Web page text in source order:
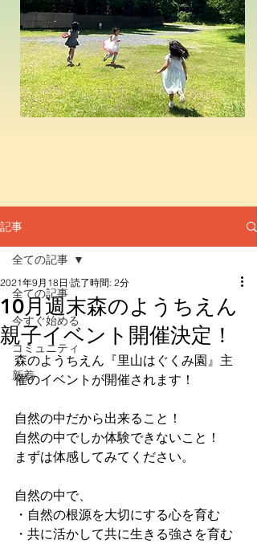
記事
全ての記事
今すぐ始める
コミュニティ
新着
全ての記事
10月週末森のようちえん
親子イベント開催決定！
2021年9月18日 読了時間: 2分
森のようちえん『里山はぐくみ園』主
催のイベントが開催されます！
自然の中だから出来ること！
自然の中でしか体験できないこと！
まずは体感してみてください。
自然の中で、
・自然の根源を大切にする心を育む
・共に活かして共に生きる強さを育む